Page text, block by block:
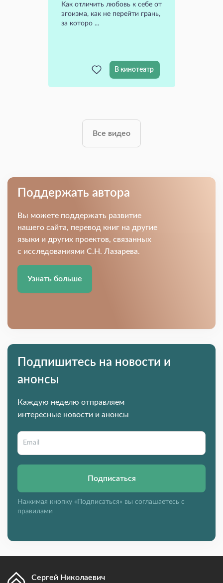
Как отличить любовь к себе от
эгоизма, как не перейти грань,
за которо ...
В кинотеатр
Все видео
Поддержать автора
Вы можете поддержать развитие
нашего сайта, перевод книг на другие
языки и других проектов, связанных
с исследованиями С.Н. Лазарева.
Узнать больше
Подпишитесь на новости и
анонсы
Каждую неделю отправляем
интересные новости и анонсы
Подписаться
Нажимая кнопку «Подписаться» вы соглашаетесь с
правилами
Сергей Николаевич